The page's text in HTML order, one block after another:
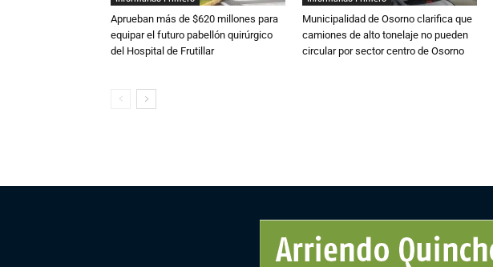
Aprueban más de $620 millones para
equipar el futuro pabellón quirúrgico
del Hospital de Frutillar
Municipalidad de Osorno clarifica que
camiones de alto tonelaje no pueden
circular por sector centro de Osorno